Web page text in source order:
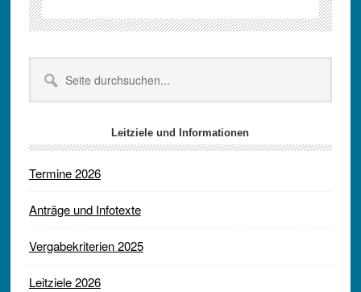
Seitenspalte
durchsuchen...
Leitziele und Informationen
Termine 2026
Anträge und Infotexte
Vergabekriterien 2025
Leitziele 2026